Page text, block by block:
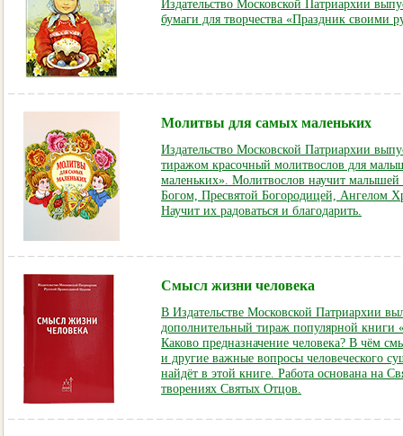
Издательство Московской Патриархии
бумаги для творчества «Праздник своими
Молитвы для самых маленьких
Издательство Московской Патриархии
тиражом красочный молитвослов для
маленьких». Молитвослов научит
Богом, Пресвятой Богородицей, Ангелом
Научит их радоваться и благодарить.
Смысл жизни человека
В Издательстве Московской Патриархии
дополнительный тираж популярной книги
Каково предназначение человека? В чём
и другие важные вопросы человеческого
найдёт в этой книге. Работа основана на
творениях Святых Отцов.